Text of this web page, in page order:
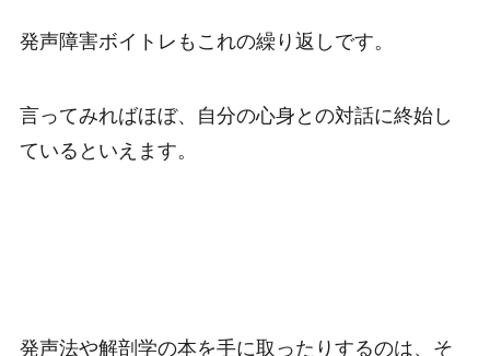
発声障害ボイトレもこれの繰り返しです。
言ってみればほぼ、自分の心身との対話に終始し
ているといえます。
発声法や解剖学の本を手に取ったりするのは、そ